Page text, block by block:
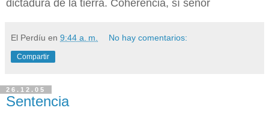
dictadura de la tierra. Coherencia, sí señor
El Perdíu en 9:44 a. m. No hay comentarios:
Compartir
26.12.05
Sentencia